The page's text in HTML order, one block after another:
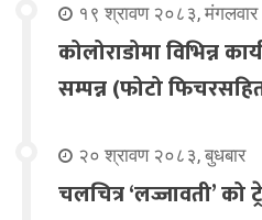
१९ श्रावण २०८३, मंगलवार
कोलोराडोमा विभिन्न
सम्पन्न (फोटो
२० श्रावण २०८३, बुधबार
चलचित्र ‘लज्जावती’ को